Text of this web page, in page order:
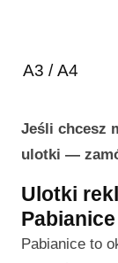
A3 / A4
Jeśli chcesz
ulotki —
Ulotki
Pabianice
Pabianice to